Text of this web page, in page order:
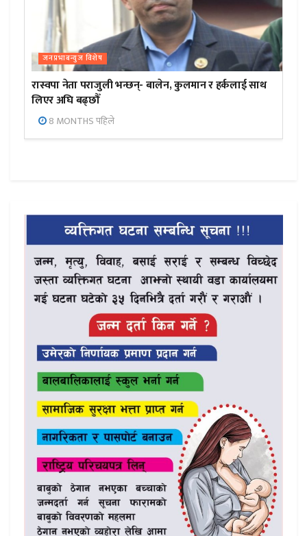
जनप्रभाबन्युज विशेष
रास्वपा नेता पराजुली भन्छन्- बालेन, कुलमान र हर्कलाई साथ
लिएर अघि बढ्छौँ
8 MONTHS पहिले